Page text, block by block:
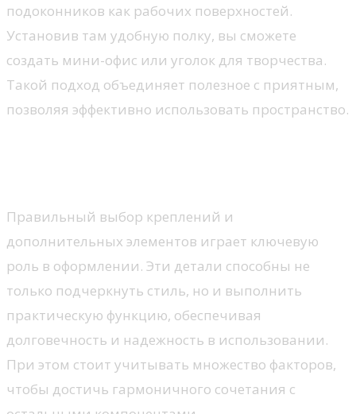
подоконников как рабочих поверхностей.
Установив там удобную полку, вы сможете
создать мини-офис или уголок для творчества.
Такой подход объединяет полезное с приятным,
позволяя эффективно использовать пространство.
Правильный выбор креплений и
дополнительных элементов играет ключевую
роль в оформлении. Эти детали способны не
только подчеркнуть стиль, но и выполнить
практическую функцию, обеспечивая
долговечность и надежность в использовании.
При этом стоит учитывать множество факторов,
чтобы достичь гармоничного сочетания с